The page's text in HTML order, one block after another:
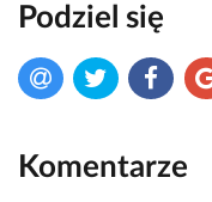
Podziel się
Komentarze